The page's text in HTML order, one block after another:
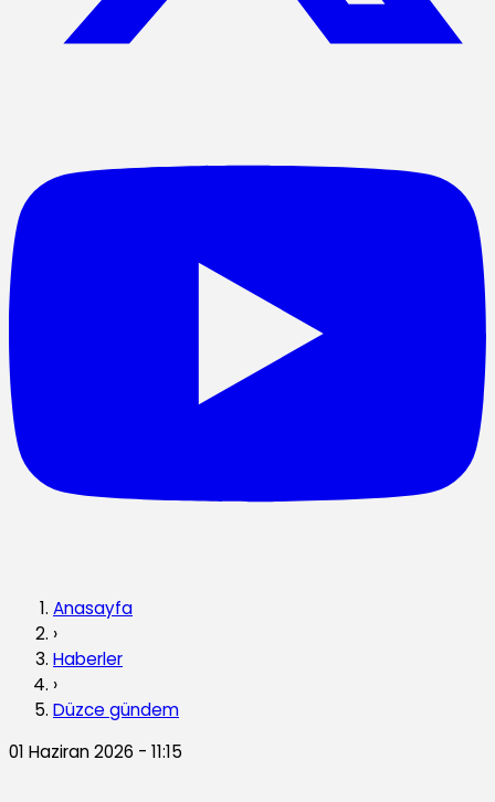
Anasayfa
›
Haberler
›
Düzce gündem
01 Haziran 2026 - 11:15